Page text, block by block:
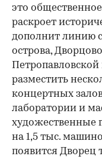
это
раскроет
дополнит линию
острова,
Петропавловской
разместить
концертных
лаборатории и
художественные
на 1,5 тыс.
появится Дворец